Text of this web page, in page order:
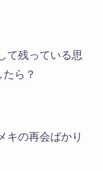
て残っている思
ら？
キの再会ばかり